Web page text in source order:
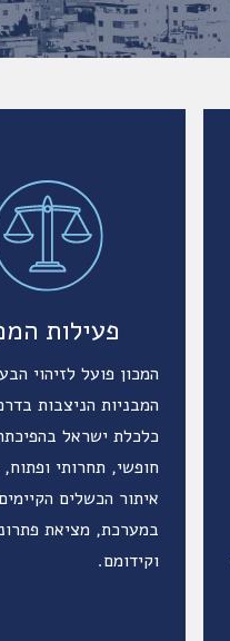
פעילות
המכון פועל לזיהוי
המבניות הניצבות
כלכלת ישראל
חופשי, תחרותי ופתוח,
איתור הכשלים הקיימים
במערכת, מציאת
וקידומם.